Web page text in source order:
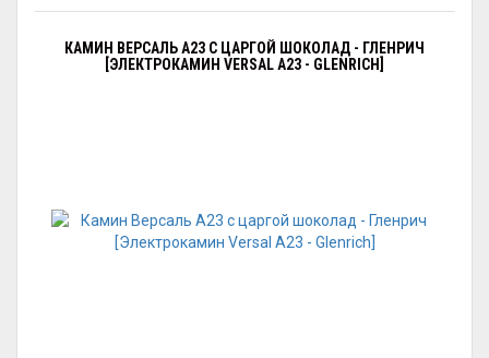
КАМИН ВЕРСАЛЬ A23 С ЦАРГОЙ ШОКОЛАД - ГЛЕНРИЧ
[ЭЛЕКТРОКАМИН VERSAL А23 - GLENRICH]